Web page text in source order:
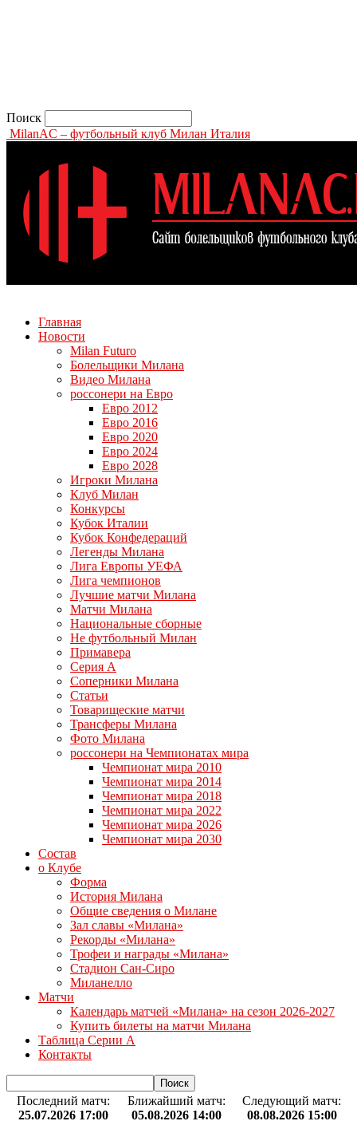
Поиск
MilanAC – футбольный клуб Милан Италия
Главная
Новости
Milan Futuro
Болельщики Милана
Видео Милана
россонери на Евро
Евро 2012
Евро 2016
Евро 2020
Евро 2024
Евро 2028
Игроки Милана
Клуб Милан
Конкурсы
Кубок Италии
Кубок Конфедераций
Легенды Милана
Лига Европы УЕФА
Лига чемпионов
Лучшие матчи Милана
Матчи Милана
Национальные сборные
Не футбольный Милан
Примавера
Серия А
Соперники Милана
Статьи
Товарищеские матчи
Трансферы Милана
Фото Милана
россонери на Чемпионатах мира
Чемпионат мира 2010
Чемпионат мира 2014
Чемпионат мира 2018
Чемпионат мира 2022
Чемпионат мира 2026
Чемпионат мира 2030
Состав
о Клубе
Форма
История Милана
Общие сведения о Милане
Зал славы «Милана»
Рекорды «Милана»
Трофеи и награды «Милана»
Стадион Сан-Сиро
Миланелло
Матчи
Календарь матчей «Милана» на сезон 2026-2027
Купить билеты на матчи Милана
Таблица Серии А
Контакты
Последний матч:
25.07.2026 17:00
Ближайший матч:
05.08.2026 14:00
Следующий матч:
08.08.2026 15:00